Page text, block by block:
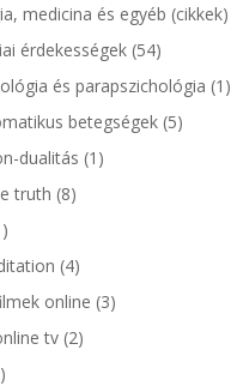
medicina és egyéb (cikkek)
érdekességek(54)
és parapszichológia (1)
betegségek(5)
dualitás (1)
truth (8)
(4)
online (3)
tv(2)